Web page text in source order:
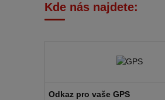
Kde nás najdete:
Odkaz pro vaše GPS